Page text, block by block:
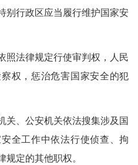
别行政区应当履行维护国家安
法律规定行使审判权，人民
权，惩治危害国家安全的犯
、公安机关依法搜集涉及国
全工作中依法行使侦查、拘
定的其他职权。